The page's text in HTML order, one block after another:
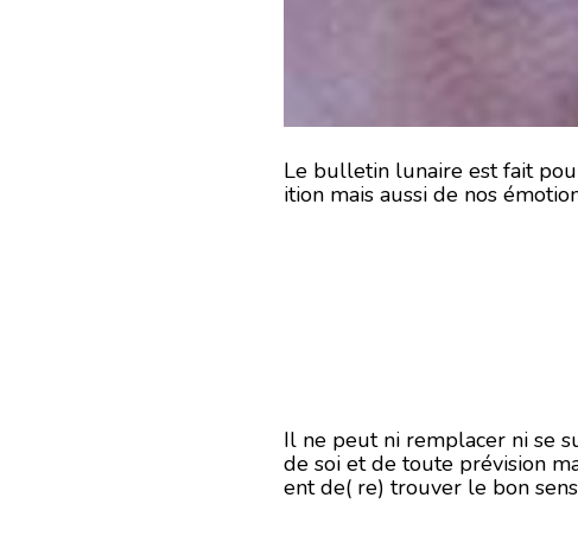
Le bulletin lunaire est fait
ition mais aussi de nos
Il ne peut ni remplacer ni se
de soi et de toute prévision
ent de( re) trouver le bon